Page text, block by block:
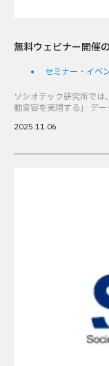
無料ウェビナー開催
セミナー・イベ
ソシオテック研究所で
動変容を実現する」 デー
2025.11.06